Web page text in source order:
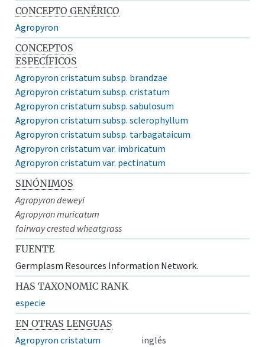
CONCEPTO GENÉRICO
Agropyron
CONCEPTOS
ESPECÍFICOS
Agropyron cristatum subsp. brandzae
Agropyron cristatum subsp. cristatum
Agropyron cristatum subsp. sabulosum
Agropyron cristatum subsp. sclerophyllum
Agropyron cristatum subsp. tarbagataicum
Agropyron cristatum var. imbricatum
Agropyron cristatum var. pectinatum
SINÓNIMOS
Agropyron deweyi
Agropyron muricatum
fairway crested wheatgrass
FUENTE
Germplasm Resources Information Network.
HAS TAXONOMIC RANK
especie
EN OTRAS LENGUAS
Agropyron cristatum
inglés